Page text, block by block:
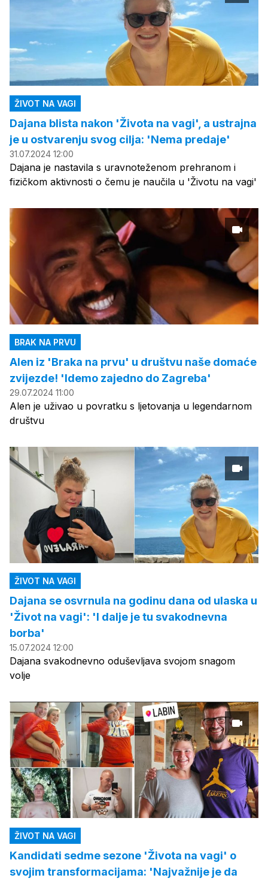
ŽIVOT NA VAGI
Dajana blista nakon 'Života na vagi', a ustrajna
je u ostvarenju svog cilja: 'Nema predaje'
31.07.2024 12:00
Dajana je nastavila s uravnoteženom prehranom i
fizičkom aktivnosti o čemu je naučila u 'Životu na vagi'
BRAK NA PRVU
Alen iz 'Braka na prvu' u društvu naše domaće
zvijezde! 'Idemo zajedno do Zagreba'
29.07.2024 11:00
Alen je uživao u povratku s ljetovanja u legendarnom
društvu
ŽIVOT NA VAGI
Dajana se osvrnula na godinu dana od ulaska u
'Život na vagi': 'I dalje je tu svakodnevna
borba'
15.07.2024 12:00
Dajana svakodnevno oduševljava svojom snagom
volje
ŽIVOT NA VAGI
Kandidati sedme sezone 'Života na vagi' o
svojim transformacijama: 'Najvažnije je da